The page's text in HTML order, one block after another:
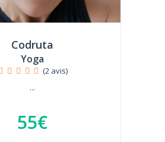
Codruta
Yoga
(2 avis)
...
55€